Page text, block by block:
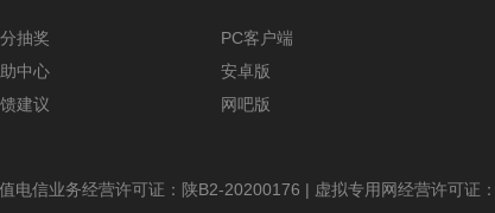
抽奖
中心
建议
PC客户端
安卓版
网吧版
电信业务经营许可证：陕B2-20200176 | 虚拟专用网经营许可证